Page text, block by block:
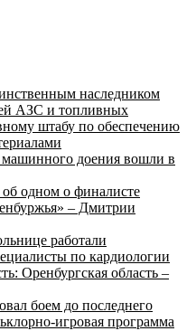
наследником
АЗС и топливных
штабу по обеспечению
машинного доения вошли в
одном о финалисте
– Дмитрии
работали
по кардиологии
Оренбургская область –
боем до последнего
игровая программа